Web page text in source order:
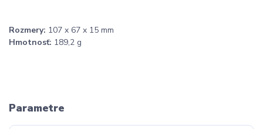
Rozmery: 107 x 67 x 15 mm
Hmotnosť: 189,2 g
Parametre